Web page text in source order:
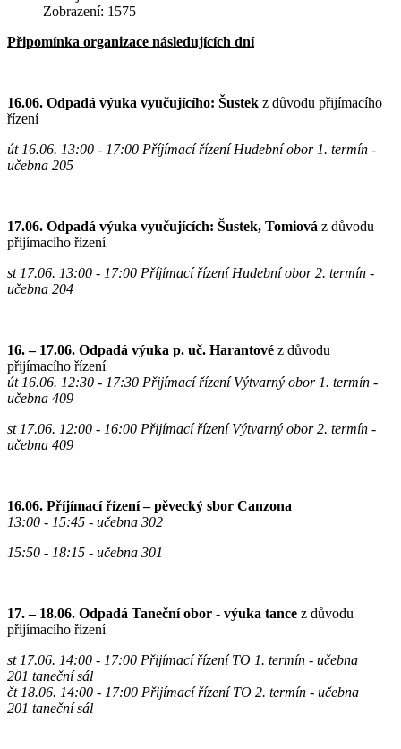
Zobrazení: 1575
Připomínka organizace následujících dní
16.06. Odpadá výuka vyučujícího: Šustek z důvodu přijímacího
řízení
út 16.06. 13:00 - 17:00 Příjímací řízení Hudební obor 1. termín -
učebna 205
17.06. Odpadá výuka vyučujících: Šustek, Tomiová z důvodu
přijímacího řízení
st 17.06. 13:00 - 17:00 Příjímací řízeníHudební obor2. termín -
učebna 204
16. – 17.06. Odpadá výuka p. uč. Harantové z důvodu
přijímacího řízení
út 16.06. 12:30 - 17:30 Přijímací řízení Výtvarný obor 1. termín -
učebna 409
st 17.06. 12:00 - 16:00 Přijímací řízeníVýtvarný obor2. termín -
učebna 409
16.06. Příjímací řízení – pěvecký sbor Canzona
13:00 - 15:45 - učebna 302
15:50 - 18:15 - učebna 301
17. – 18.06. Odpadá Taneční obor - výuka tance z důvodu
přijímacího řízení
st 17.06. 14:00 - 17:00 Přijímací řízení TO 1. termín - učebna
201 taneční sál
čt 18.06. 14:00 - 17:00 Přijímací řízení TO 2. termín - učebna
201 taneční sál